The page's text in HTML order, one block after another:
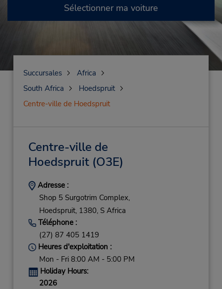
Sélectionner ma voiture
Succursales
Africa
South Africa
Hoedspruit
Centre-ville de Hoedspruit
Centre-ville de
Hoedspruit(O3E)
Adresse :
Shop 5 Surgotrim Complex,
Hoedspruit, 1380, S Africa
Téléphone :
(27) 87 405 1419
Heures d'exploitation :
Mon - Fri 8:00 AM - 5:00 PM
Holiday Hours:
2026